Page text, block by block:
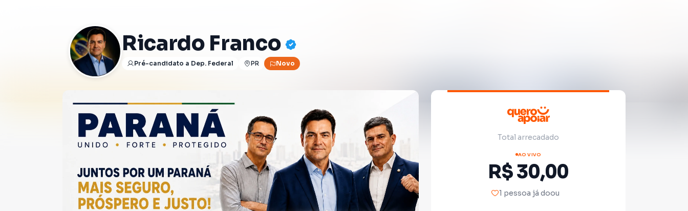
Ricardo Franco
Pré-candidato a Dep. Federal PR Novo
Total arrecadado
AO VIVO
R$ 30,00
1 pessoa já doou